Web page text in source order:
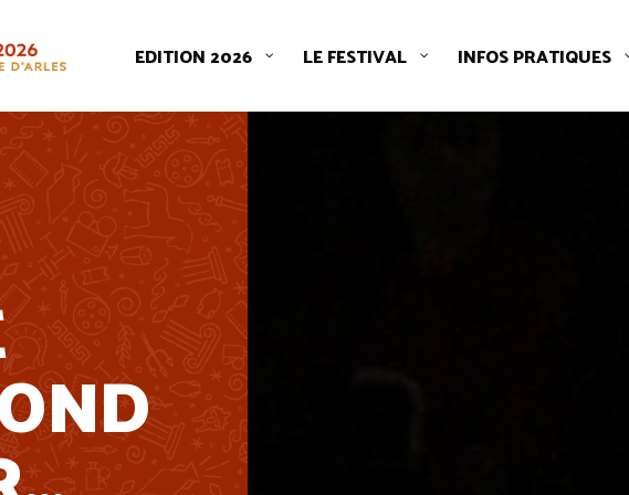
EDITION 2026 LE FESTIVAL INFOS PRATIQUES